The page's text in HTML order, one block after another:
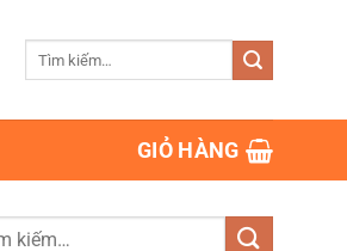
GIỎ HÀNG